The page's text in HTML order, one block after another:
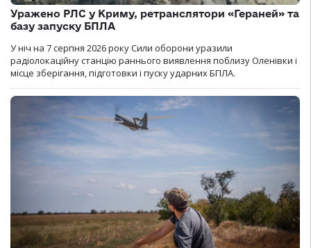
Уражено РЛС у Криму, ретранслятори «Гераней» та
базу запуску БПЛА
У ніч на 7 серпня 2026 року Сили оборони уразили
радіолокаційну станцію раннього виявлення поблизу Оленівки і
місце зберігання, підготовки і пуску ударних БПЛА.